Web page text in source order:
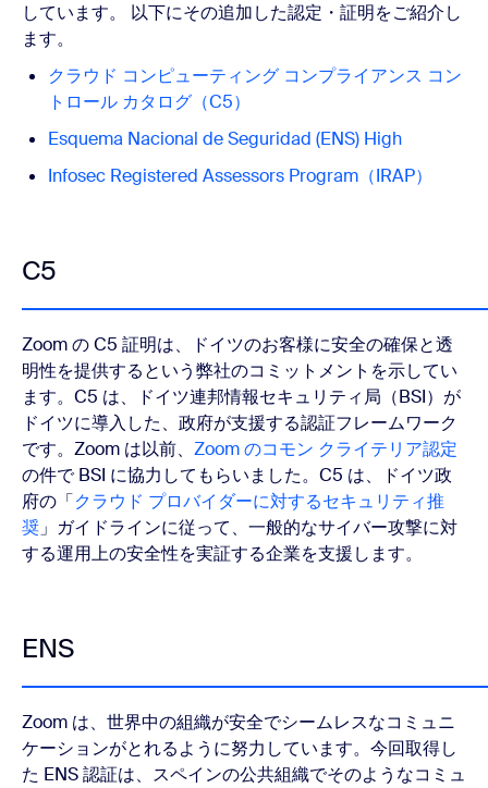
しています。 以下にその追加した認定・証明をご紹介し
ます。
クラウド コンピューティング コンプライアンス コン
トロール カタログ（C5）
Esquema Nacional de Seguridad (ENS) High
Infosec Registered Assessors Program（IRAP）
C5
Zoom の C5 証明は、ドイツのお客様に安全の確保と透
明性を提供するという弊社のコミットメントを示してい
ます。C5 は、ドイツ連邦情報セキュリティ局（BSI）が
ドイツに導入した、政府が支援する認証フレームワーク
です。Zoom は以前、 Zoom のコモン クライテリア認定
の件で BSI に協力してもらいました。C5 は、ドイツ政
府の「クラウド プロバイダーに対するセキュリティ推
奨 」ガイドラインに従って、一般的なサイバー攻撃に対
する運用上の安全性を実証する企業を支援します。
ENS
Zoom は、世界中の組織が安全でシームレスなコミュニ
ケーションがとれるように努力しています。今回取得し
た ENS 認証は、スペインの公共組織でそのようなコミュ